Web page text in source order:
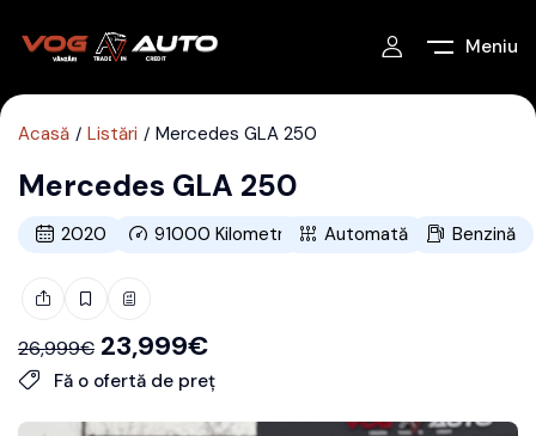
Meniu
Acasă Listări Mercedes GLA 250
Mercedes GLA 250
2020 91000Kilometri Automată Benzină
26,999€ 23,999€
Fă o ofertă de preț